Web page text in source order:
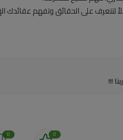
لتتعرف على الحقائق وتفهم عقائدك
!!!
0
0